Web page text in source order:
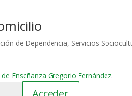
de Dependencia, Servicios
Enseñanza Gregorio Fernández.